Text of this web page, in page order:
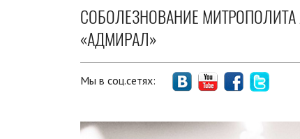
СОБОЛЕЗНОВАНИЕ МИТРОПОЛИТА
«АДМИРАЛ»
Мы в соц.сетях: